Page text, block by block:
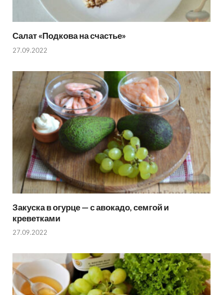
Салат «Подкова на счастье»
27.09.2022
Закуска в огурце — с авокадо, семгой и
креветками
27.09.2022